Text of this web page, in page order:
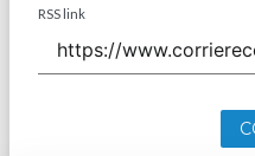
RSS link